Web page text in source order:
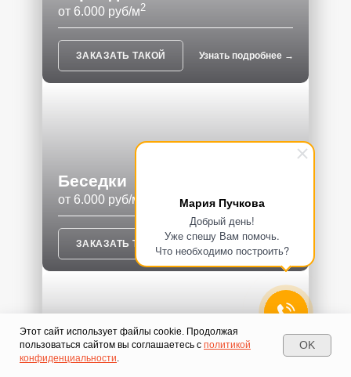
Мария Пучкова
Добрый день!
Уже спешу Вам помочь.
Что необходимо построить?
Этот сайт использует файлы cookie. Продолжая
пользоваться сайтом вы соглашаетесь с политикой
конфиденциальности.
OK